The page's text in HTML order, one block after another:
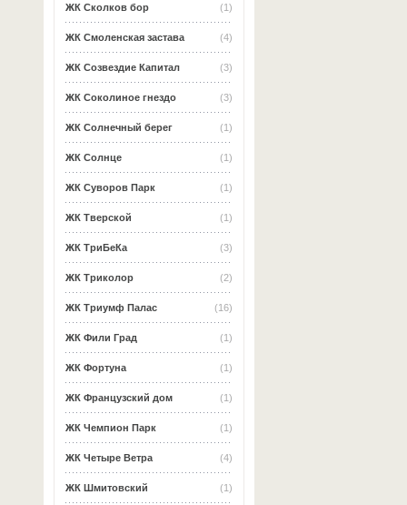
(1)
ЖК Сколков бор
(4)
ЖК Смоленская застава
(3)
ЖК Созвездие Капитал
(3)
ЖК Соколиное гнездо
(1)
ЖК Солнечный берег
(1)
ЖК Солнце
(1)
ЖК Суворов Парк
(1)
ЖК Тверской
(3)
ЖК ТриБеКа
(2)
ЖК Триколор
(16)
ЖК Триумф Палас
(1)
ЖК Фили Град
(1)
ЖК Фортуна
(1)
ЖК Французский дом
(1)
ЖК Чемпион Парк
(4)
ЖК Четыре Ветра
(1)
ЖК Шмитовский